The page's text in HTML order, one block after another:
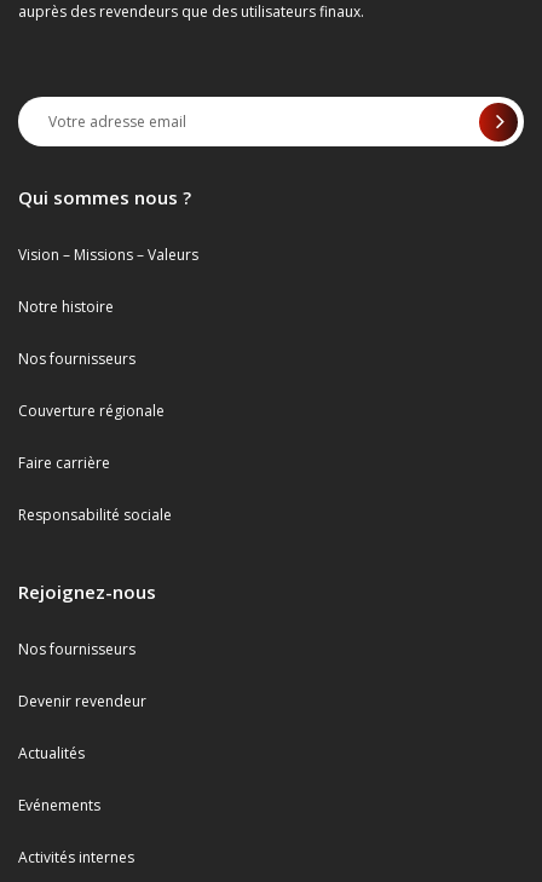
auprès des revendeurs que des utilisateurs finaux.
Qui sommes nous ?
Vision – Missions – Valeurs
Notre histoire
Nos fournisseurs
Couverture régionale
Faire carrière
Responsabilité sociale
Rejoignez-nous
Nos fournisseurs
Devenir revendeur
Actualités
Evénements
Activités internes